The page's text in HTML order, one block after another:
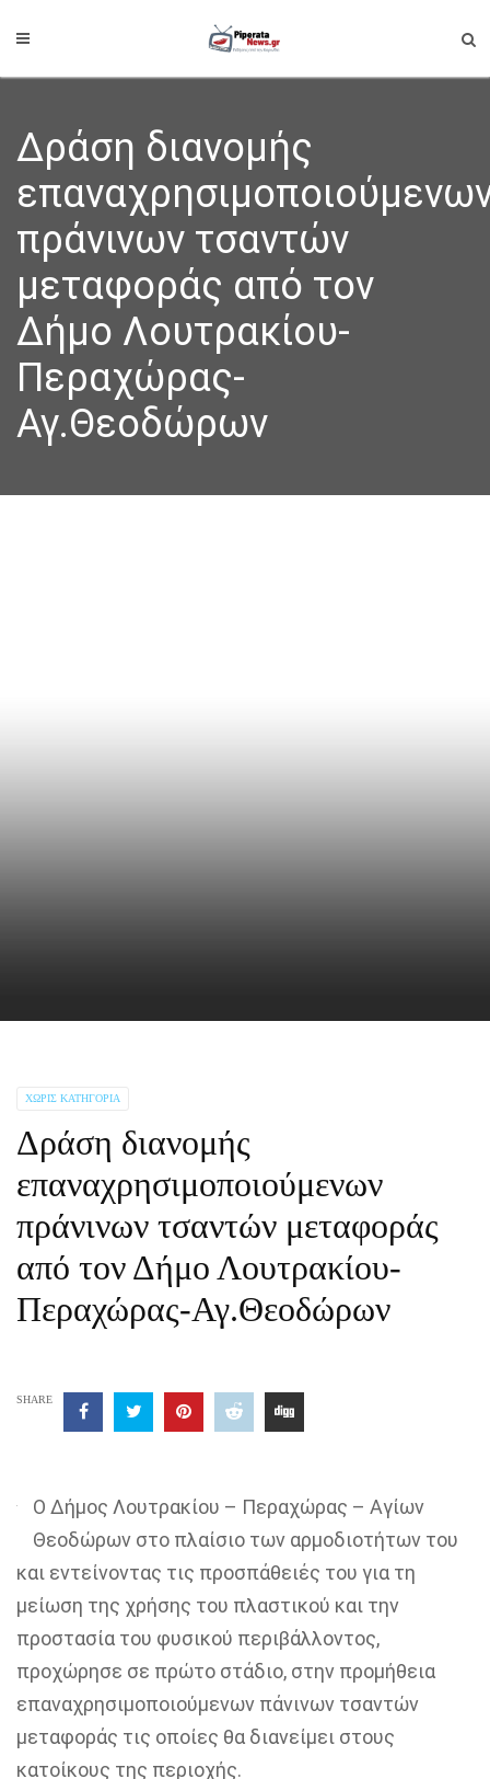
Δράση διανομής
πράνινων τσαντών
μεταφοράς από τον
Δήμο Λουτρακίου-
Περαχώρας-
Αγ.Θεοδώρων
ΧΩΡΊΣ ΚΑΤΗΓΟΡΊΑ
Δράση διανομής
επαναχρησιμοποιούμενων
πράνινων τσαντών μεταφοράς
από τον Δήμο Λουτρακίου-
Περαχώρας-Αγ.Θεοδώρων
SHARE
Ο Δήμος Λουτρακίου – Περαχώρας – Αγίων
Θεοδώρων στο πλαίσιο των αρμοδιοτήτων του
και εντείνοντας τις προσπάθειές του για τη
μείωση της χρήσης του πλαστικού και την
προστασία του φυσικού περιβάλλοντος,
προχώρησε σε πρώτο στάδιο, στην προμήθεια
επαναχρησιμοποιούμενων πάνινων τσαντών
μεταφοράς τις οποίες θα διανείμει στους
κατοίκους της περιοχής.